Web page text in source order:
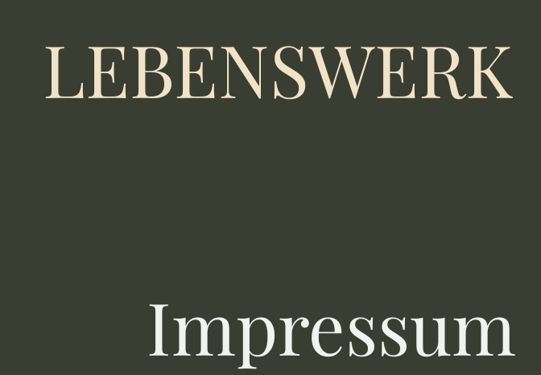
LEBENSWERK
Impressum